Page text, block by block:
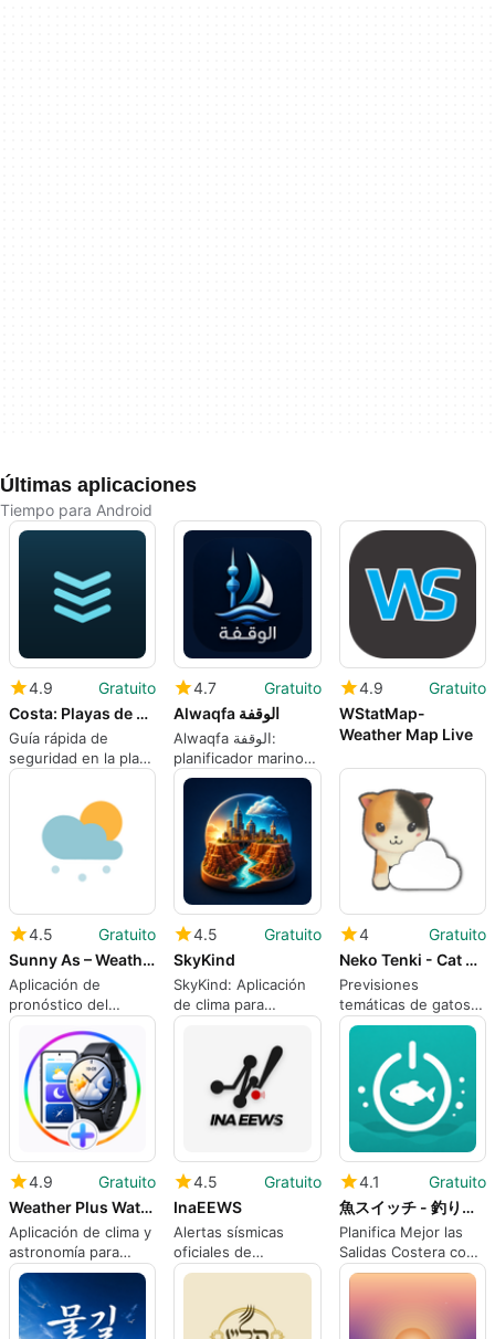
Últimas aplicaciones
Tiempo para Android
4.9
Gratuito
Costa: Playas de Puerto Rico
Guía rápida de
seguridad en la playa
para la costa de
4.7
Gratuito
Alwaqfa الوقفة
Alwaqfa الوقفة:
planificador marino
de Kuwait con
temporización de
agua muerta
4.9
Gratuito
WStatMap-
Weather Map Live
4.5
Gratuito
Sunny As – Weather & Radar
Aplicación de
pronóstico del
tiempo y radar en
tiempo real
4.5
Gratuito
SkyKind
SkyKind: Aplicación
de clima para
Android impulsada
por el estado de
ánimo con fondo de
pantalla en vivo y
sugerencias
4
Gratuito
Neko Tenki - Cat Meow Forecast
Previsiones
temáticas de gatos
juguetones para una
planificación diaria
práctica
4.9
Gratuito
Weather Plus Watch Faces
Aplicación de clima y
astronomía para
Wear OS
4.5
Gratuito
InaEEWS
Alertas sísmicas
oficiales de
Indonesia con
vivo y estimaciones
de impacto
4.1
Gratuito
魚スイッチ - 釣り予報釣行プラン
Planifica Mejor las
Salidas Costera con
Pronósticos y
ッチ